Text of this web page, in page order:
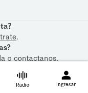
.
ocontactanos.
Radio Ingresar